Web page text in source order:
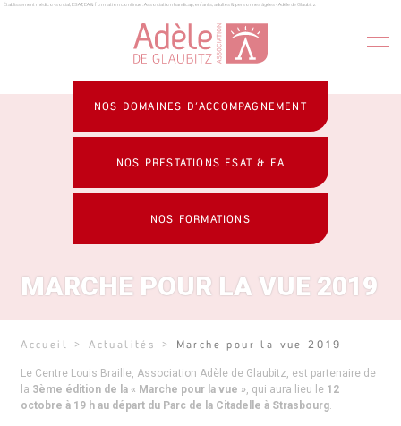
Panneau de gestion des cookies
Établissement médico-social, ESAT, EA & formation continue : Association handicap, enfants, adultes & personnes âgées - Adèle de Glaubitz
NOS DOMAINES D’ACCOMPAGNEMENT
NOS PRESTATIONS ESAT & EA
NOS FORMATIONS
MARCHE POUR LA VUE 2019
Accueil >Actualités > Marche pour la vue 2019
Le Centre Louis Braille, Association Adèle de Glaubitz, est partenaire de
la 3ème édition de la « Marche pour la vue », qui aura lieu le 12
octobre à 19 h au départ du Parc de la Citadelle à Strasbourg.